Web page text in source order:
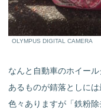
OLYMPUS DIGITAL CAMERA
なんと自動車のホイー
あるものが錆落としに
色々ありますが「鉄粉